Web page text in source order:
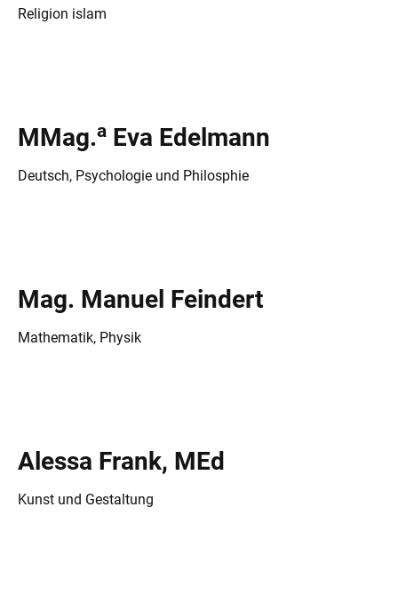
Religion islam
MMag.a Eva Edelmann
Deutsch, Psychologie und Philosphie
Mag. Manuel Feindert
Mathematik, Physik
Alessa Frank, MEd
Kunst und Gestaltung